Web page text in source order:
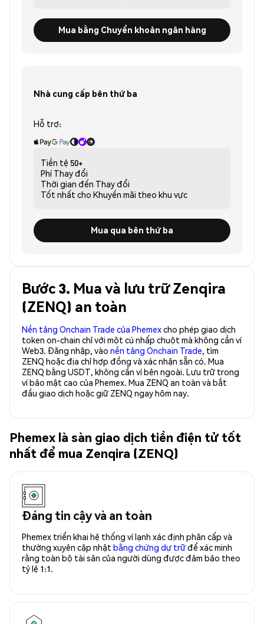
Mua bằng Chuyển khoản ngân hàng
Nhà cung cấp bên thứ ba
Hỗ trợ:
Tiền tệ 50+
Phí Thay đổi
Thời gian đến Thay đổi
Tốt nhất cho Khuyến mãi theo khu vực
Mua qua bên thứ ba
Bước 3. Mua và lưu trữ Zenqira
(ZENQ) an toàn
Nền tảng Onchain Trade của Phemexcho phép giao dịch
token on-chain chỉ với một cú nhấp chuột mà không cần ví
Web3. Đăng nhập, vào nền tảng Onchain Trade, tìm
ZENQ hoặc địa chỉ hợp đồng và xác nhận sẵn có. Mua
ZENQ bằng USDT, không cần ví bên ngoài. Lưu trữ trong
ví bảo mật cao của Phemex. Mua ZENQ an toàn và bắt
đầu giao dịch hoặc giữ ZENQ ngay hôm nay.
Phemex là sàn giao dịch tiền điện tử tốt
nhất để mua Zenqira (ZENQ)
Đáng tin cậy và an toàn
Phemex triển khai hệ thống ví lạnh xác định phân cấp và
thường xuyên cập nhật bằng chứng dự trữđể xác minh
rằng toàn bộ tài sản của người dùng được đảm bảo theo
tỷ lệ 1:1.